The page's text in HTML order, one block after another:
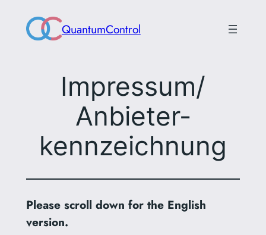
QuantumControl
Impressum/
Anbieter-
kennzeichnung
Please scroll down for the English
version.